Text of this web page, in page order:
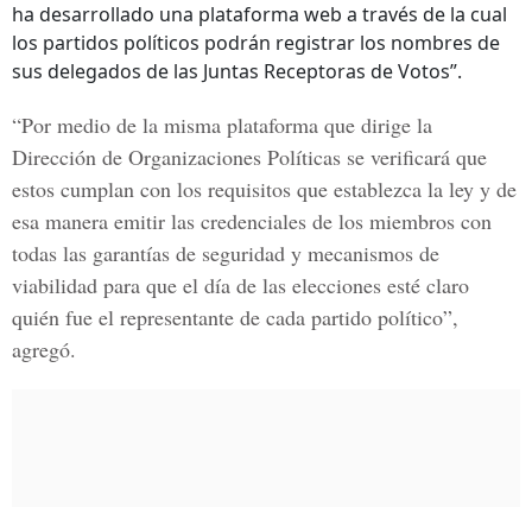
ha desarrollado una plataforma web a través de la cual
los partidos políticos podrán registrar los nombres de
sus delegados de las Juntas Receptoras de Votos”.
“Por medio de la misma plataforma que dirige la
Dirección de Organizaciones Políticas se verificará que
estos cumplan con los requisitos que establezca la ley y de
esa manera emitir las credenciales de los miembros con
todas las garantías de seguridad y mecanismos de
viabilidad para que el día de las elecciones esté claro
quién fue el representante de cada partido político”,
agregó.